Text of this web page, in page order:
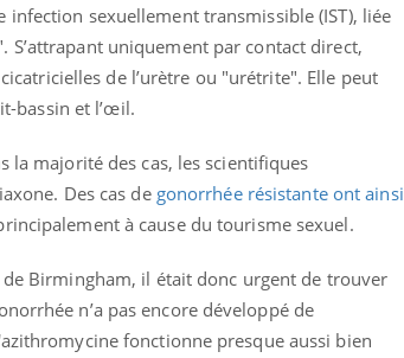
sexuellement transmissible (IST), liée
S’attrapant uniquement par contact direct,
de l’urètre ou "urétrite". Elle peut
bassin et l’œil.
la majorité des cas, les scientifiques
Des cas de gonorrhée résistante ont ainsi
à cause du tourisme sexuel.
Birmingham, il était donc urgent de trouver
n’a pas encore développé de
fonctionne presque aussi bien